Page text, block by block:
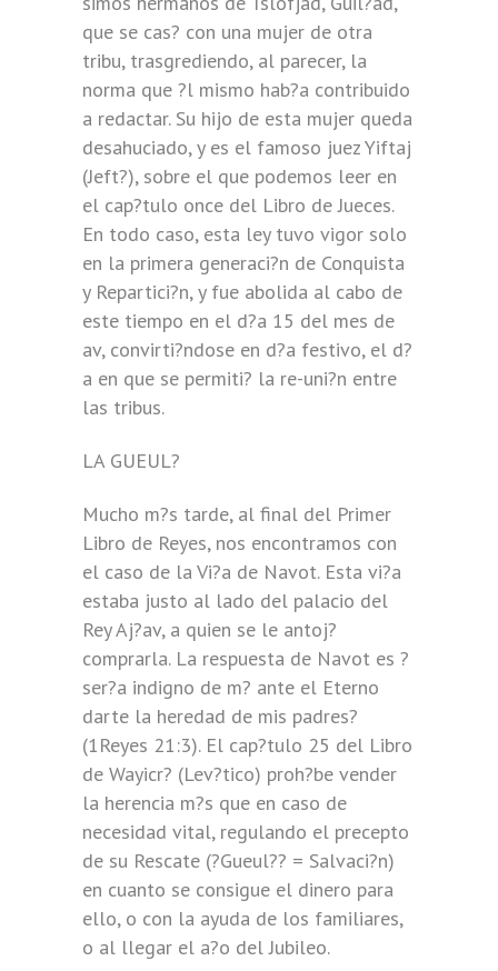
que se cas? con una mujer de otra
tribu, trasgrediendo, al parecer, la
norma que ?l mismo hab?a contribuido
a redactar. Su hijo de esta mujer queda
desahuciado, y es el famoso juez Yiftaj
(Jeft?), sobre el que podemos leer en
el cap?tulo once del Libro de Jueces.
En todo caso, esta ley tuvo vigor solo
en la primera generaci?n de Conquista
y Repartici?n, y fue abolida al cabo de
este tiempo en el d?a 15 del mes de
av, convirti?ndose en d?a festivo, el d?
a en que se permiti? la re-uni?n entre
las tribus.
LA GUEUL?
Mucho m?s tarde, al final del Primer
Libro de Reyes, nos encontramos con
el caso de la Vi?a de Navot. Esta vi?a
estaba justo al lado del palacio del
Rey Aj?av, a quien se le antoj?
comprarla. La respuesta de Navot es ?
ser?a indigno de m? ante el Eterno
darte la heredad de mis padres?
(1Reyes 21:3). El cap?tulo 25 del Libro
de Wayicr? (Lev?tico) proh?be vender
la herencia m?s que en caso de
necesidad vital, regulando el precepto
de su Rescate (?Gueul?? = Salvaci?n)
en cuanto se consigue el dinero para
ello, o con la ayuda de los familiares,
o al llegar el a?o del Jubileo.